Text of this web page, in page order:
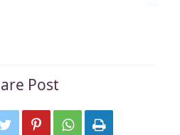
Post
   